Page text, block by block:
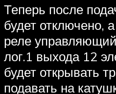
Теперь после
будет отключено,
реле
лог.1 выхода 12
будет открывать
подавать на